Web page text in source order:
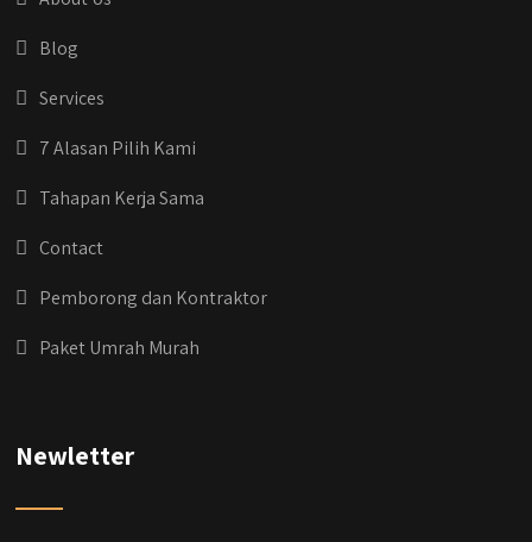
#jasarenovasirumahbekasi
#kontraktorbangunanjabodetabek
Blog
Services
7 Alasan Pilih Kami
Tahapan Kerja Sama
Contact
Pemborong dan Kontraktor
Paket Umrah Murah
Newletter